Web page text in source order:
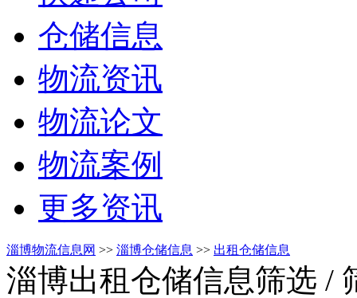
仓储信息
物流资讯
物流论文
物流案例
更多资讯
淄博物流信息网 >> 淄博仓储信息 >> 出租仓储信息
淄博出租仓储信息筛选 /